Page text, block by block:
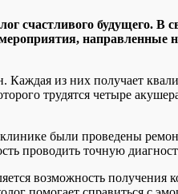
счастливого будущего.
Каждая из них получает
трудятся четыре
были проведены
проводить точную
возможность